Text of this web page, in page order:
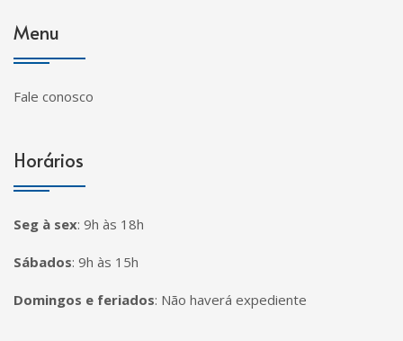
Menu
Fale conosco
Horários
Seg à sex: 9h às 18h
Sábados: 9h às 15h
Domingos e feriados: Não haverá expediente